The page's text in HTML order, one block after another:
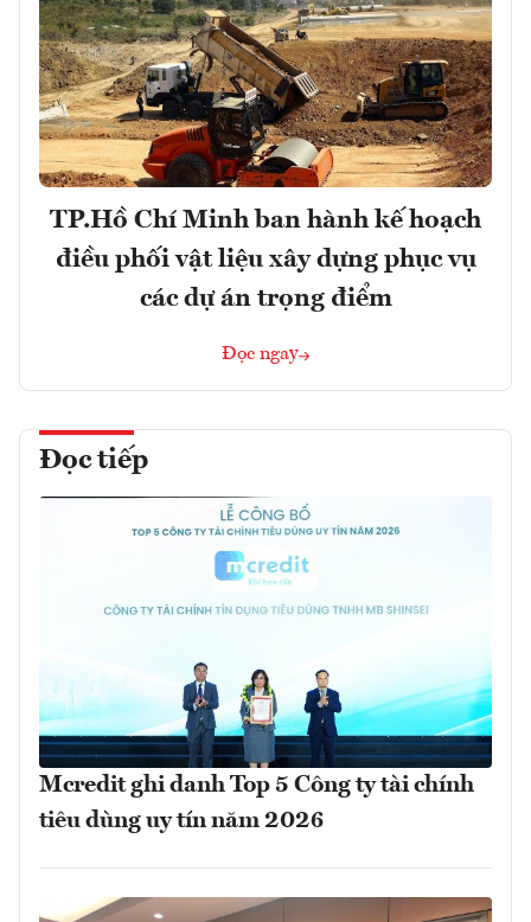
TP.Hồ Chí Minh ban hành kế hoạch
điều phối vật liệu xây dựng phục vụ
các dự án trọng điểm
Đọc ngay
Đọc tiếp
Mcredit ghi danh Top 5 Công ty tài chính
tiêu dùng uy tín năm 2026